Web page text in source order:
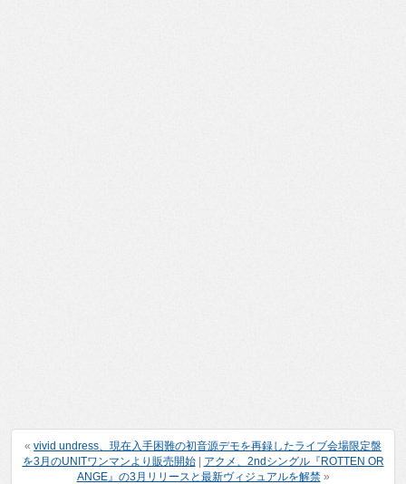
« vivid undress、現在入手困難の初音源デモを再録したライブ会場限定盤
を3月のUNITワンマンより販売開始| アクメ、2ndシングル『ROTTEN OR
ANGE』の3月リリースと最新ヴィジュアルを解禁»